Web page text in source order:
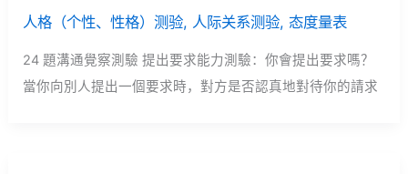
人格（个性、性格）测验, 人际关系测验, 态度量表
24 題溝通覺察測驗 提出要求能力測驗：你會提出要求嗎？
當你向別人提出一個要求時，對方是否認真地對待你的請求